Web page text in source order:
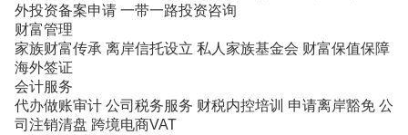
外投资备案申请 一带一路投资咨询
财富管理
家族财富传承 离岸信托设立 私人家族基金会 财富保值保障
海外签证
会计服务
代办做账审计 公司税务服务 财税内控培训 申请离岸豁免 公
司注销清盘 跨境电商VAT